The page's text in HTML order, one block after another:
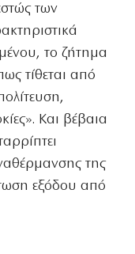
των
το ζήτημα
τίθεται από
Και βέβαια
της
εξόδου από